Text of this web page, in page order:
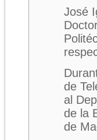
José
de
al
de la
de